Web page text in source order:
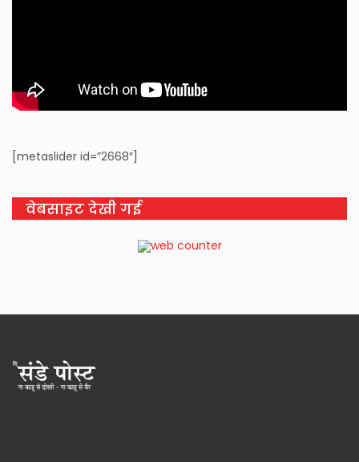
[metaslider id=”2668″]
वेबसाइट देखी गई